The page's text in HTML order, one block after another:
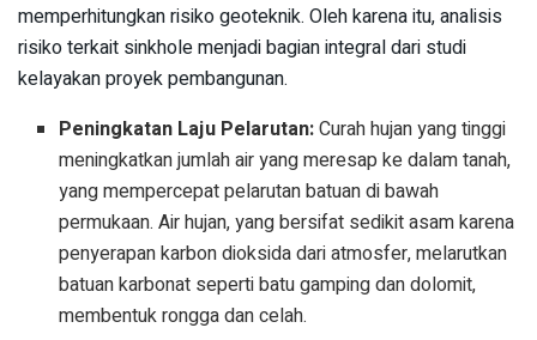
memperhitungkan risiko geoteknik. Oleh karena itu, analisis
risiko terkait sinkhole menjadi bagian integral dari studi
kelayakan proyek pembangunan.
Peningkatan Laju Pelarutan:Curah hujan yang tinggi
meningkatkan jumlah air yang meresap ke dalam tanah,
yang mempercepat pelarutan batuan di bawah
permukaan. Air hujan, yang bersifat sedikit asam karena
penyerapan karbon dioksida dari atmosfer, melarutkan
batuan karbonat seperti batu gamping dan dolomit,
membentuk rongga dan celah.